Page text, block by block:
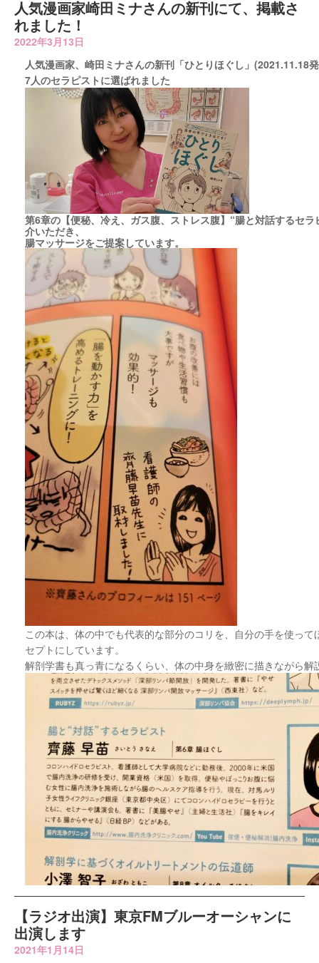
人気漫画家崎田ミナさんの新刊にて、掲載さ
れました！
2022年3月13日
人気漫画家、崎田ミナさんの新刊「ひとりほぐし」(2021.11.18
7人のセラピストに選ばれました
第6章の【便秘、冷え、ガス腹、ストレス腹】“腸と対話するセラ
介いただき、
腸マッサージをご提案しています。
この本は、体の中でも代表的な部分のコリを、自分の手を使って
セプトにしています。
解剖学書も真っ青になるくらい、体の中身を緻密に描きながら解
【ラジオ出演】東京FMブルーオーシャンに
出演します
2021年1月14日